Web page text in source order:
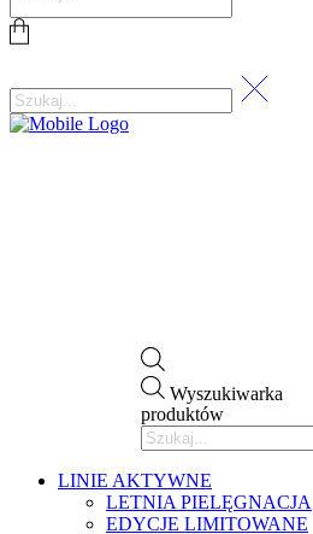
Wyszukiwarka
produktów
LINIE AKTYWNE
LETNIA PIELĘGNACJA
EDYCJE LIMITOWANE